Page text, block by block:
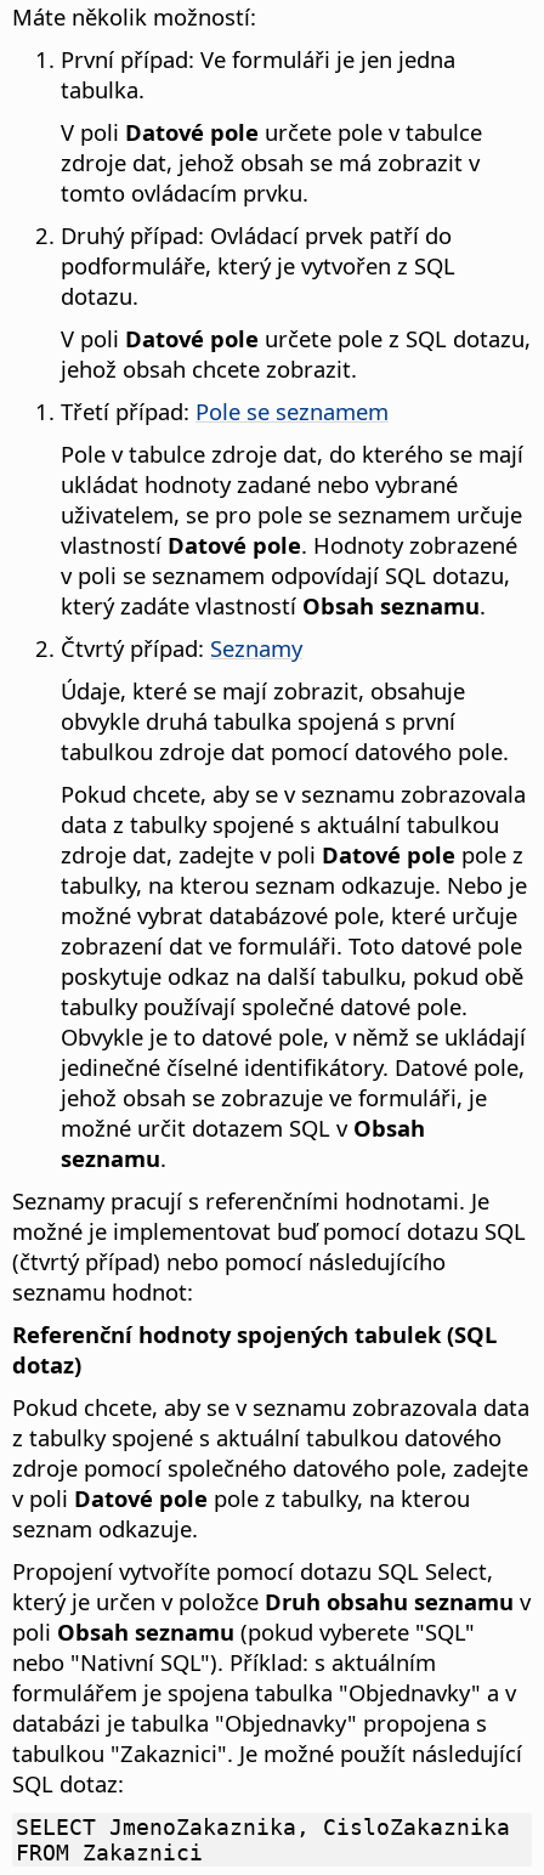
Máte několik možností:
První případ: Ve formuláři je jen jedna
tabulka.
V poli Datové pole určete pole v tabulce
zdroje dat, jehož obsah se má zobrazit v
tomto ovládacím prvku.
Druhý případ: Ovládací prvek patří do
podformuláře, který je vytvořen z SQL
dotazu.
V poli Datové pole určete pole z SQL dotazu,
jehož obsah chcete zobrazit.
Třetí případ: Pole se seznamem
Pole v tabulce zdroje dat, do kterého se mají
ukládat hodnoty zadané nebo vybrané
uživatelem, se pro pole se seznamem určuje
vlastností Datové pole. Hodnoty zobrazené
v poli se seznamem odpovídají SQL dotazu,
který zadáte vlastností Obsah seznamu.
Čtvrtý případ: Seznamy
Údaje, které se mají zobrazit, obsahuje
obvykle druhá tabulka spojená s první
tabulkou zdroje dat pomocí datového pole.
Pokud chcete, aby se v seznamu zobrazovala
data z tabulky spojené s aktuální tabulkou
zdroje dat, zadejte v poli Datové pole pole z
tabulky, na kterou seznam odkazuje. Nebo je
možné vybrat databázové pole, které určuje
zobrazení dat ve formuláři. Toto datové pole
poskytuje odkaz na další tabulku, pokud obě
tabulky používají společné datové pole.
Obvykle je to datové pole, v němž se ukládají
jedinečné číselné identifikátory. Datové pole,
jehož obsah se zobrazuje ve formuláři, je
možné určit dotazem SQL v Obsah
seznamu.
Seznamy pracují s referenčními hodnotami. Je
možné je implementovat buď pomocí dotazu SQL
(čtvrtý případ) nebo pomocí následujícího
seznamu hodnot:
Referenční hodnoty spojených tabulek (SQL
dotaz)
Pokud chcete, aby se v seznamu zobrazovala data
z tabulky spojené s aktuální tabulkou datového
zdroje pomocí společného datového pole, zadejte
v poli Datové pole pole z tabulky, na kterou
seznam odkazuje.
Propojení vytvoříte pomocí dotazu SQL Select,
který je určen v položce Druh obsahu seznamu v
poli Obsah seznamu (pokud vyberete "SQL"
nebo "Nativní SQL"). Příklad: s aktuálním
formulářem je spojena tabulka "Objednavky" a v
databázi je tabulka "Objednavky" propojena s
tabulkou "Zakaznici". Je možné použít následující
SQL dotaz:
SELECT JmenoZakaznika, CisloZakaznika
FROM Zakaznici